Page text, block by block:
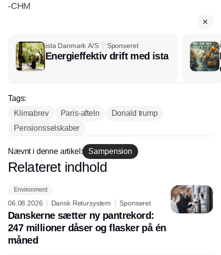
-CHM
ista Danmark A/S Sponseret
Energieffektiv drift med ista
Tags:
Klimabrev
Paris-afteln
Donald trump
Pensionsselskaber
Nævnt i denne artikel: Sampension
Annonce
Relateret indhold
Environment
06.08.2026 Dansk Retursystem Sponseret
Danskerne sætter ny pantrekord:
247 millioner dåser og flasker på én
måned